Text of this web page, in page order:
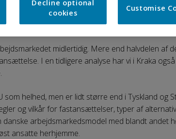
lang oplæring. Det tillader derfor i højere
midlertidig. Mere end halvdelen af
I en tidligere analyse har vi i Kraka
helhed, men er lidt større end i Tyskland og
og vilkår for fastansættelser, typer af
arbejdsmarkedsmodel med blandt andet
ansatte herhjemme.
Decline optional
cookies
Customise